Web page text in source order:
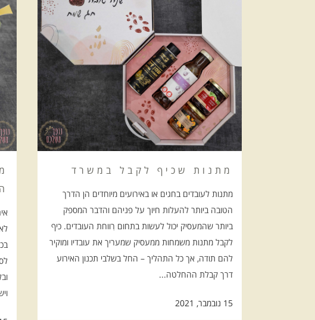
מתנות שכיף לקבל במשרד
מתנות לעובדים בחגים או באירועים מיוחדים הן הדרך
הטובה ביותר להעלות חיוך על פניהם והדבר המספק
ביותר שהמעסיק יכול לעשות בתחום רִווחת העובדים. כיף
לקבל מתנות משמחות ממעסיק שמעריך את עובדיו ומוקיר
להם תודה, אך כל התהליך – החל בשלבי תכנון האירוע
דרך קבלת ההחלטה...
15 נובמבר, 2021